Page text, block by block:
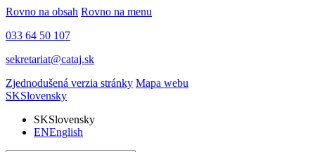
Rovno na obsah Rovno na menu
033 64 50 107
sekretariat@cataj.sk
Zjednodušená verzia stránky Mapa webu
SKSlovensky
SKSlovensky
ENEnglish